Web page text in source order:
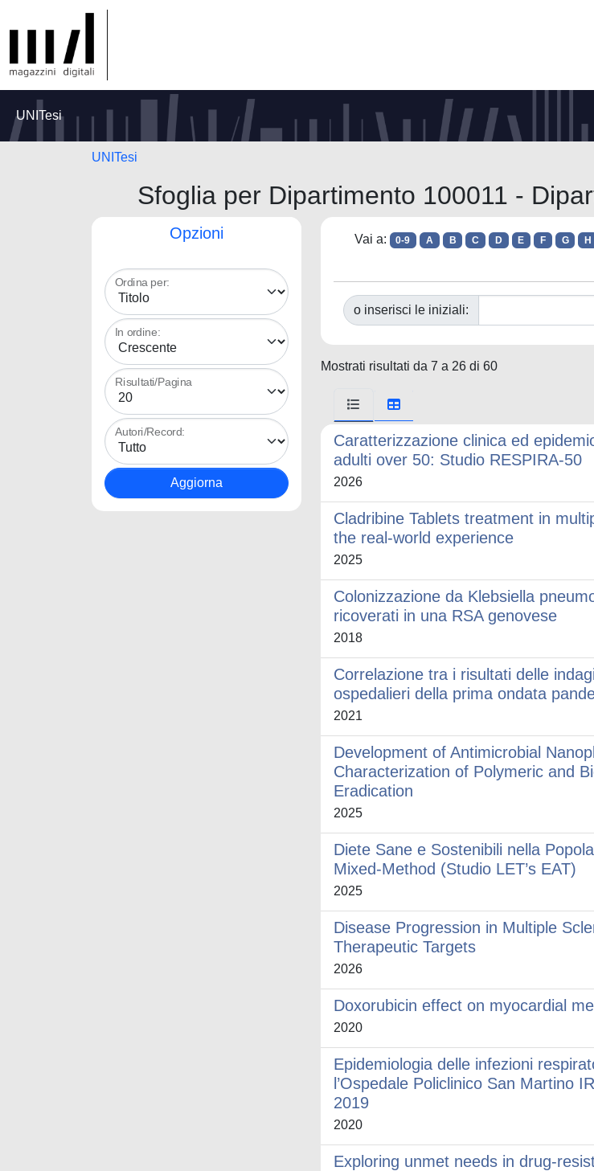
UNITesi
UNITesi
Sfoglia per Dipartimento 100011 -
Opzioni
Ordina per:
In ordine:
Risultati/Pagina
Autori/Record:
Vai a: 0-9 A B C D E F G H
o inserisci le iniziali:
Mostrati risultati da 7 a 26 di 60
Caratterizzazione clinica ed
adulti over 50: Studio RESPIRA-50
2026
Cladribine Tablets treatment in
the real-world experience
2025
Colonizzazione da Klebsiella
ricoverati in una RSA genovese
2018
Correlazione tra i risultati delle
ospedalieri della prima ondata
2021
Development of Antimicrobial
Characterization of Polymeric and
Eradication
2025
Diete Sane e Sostenibili nella
Mixed-Method (Studio LET’s EAT)
2025
Disease Progression in Multiple
Therapeutic Targets
2026
Doxorubicin effect on myocardial
2020
Epidemiologia delle infezioni
l’Ospedale Policlinico San Martino
2019
2020
Exploring unmet needs in drug-